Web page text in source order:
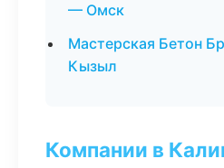
— Омск
Мастерская Бетон
Кызыл
Компании в